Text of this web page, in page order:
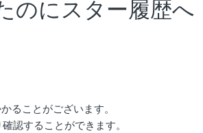
のにスター履歴へ
ることがございます。
認することができます。